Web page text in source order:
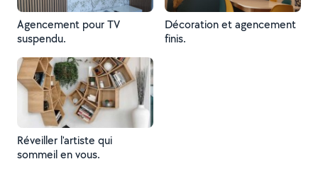
Agencement pour TV
suspendu.
Décoration et agencement
finis.
Réveiller l'artiste qui
sommeil en vous.